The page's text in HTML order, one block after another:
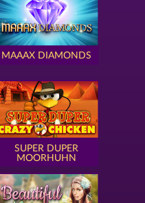
MAAAX DIAMONDS
SUPER DUPER
MOORHUHN